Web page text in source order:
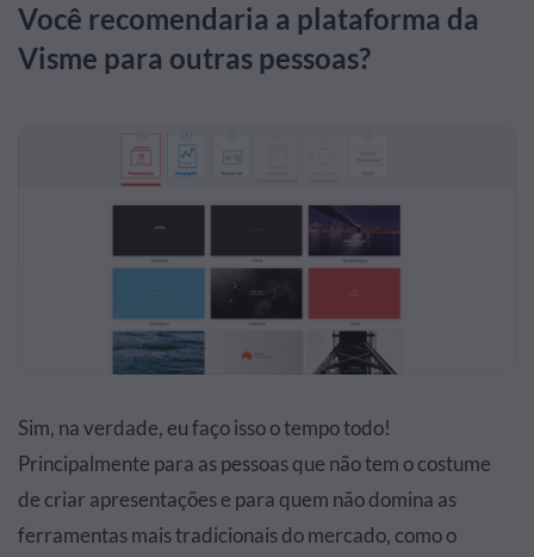
Você recomendaria a plataforma da
Visme para outras pessoas?
Sim, na verdade, eu faço isso o tempo todo!
Principalmente para as pessoas que não tem o costume
de criar apresentações e para quem não domina as
ferramentas mais tradicionais do mercado, como o